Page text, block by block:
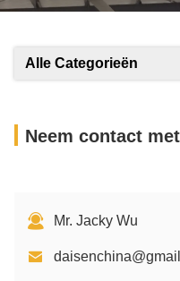
Alle Categorieën
Neem contact
Mr. Jacky Wu